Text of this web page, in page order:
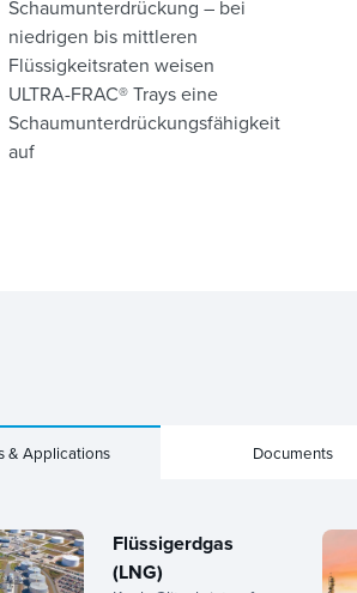
Schaumunterdrückung – bei
niedrigen bis mittleren
Flüssigkeitsraten weisen
ULTRA-FRAC® Trays eine
Schaumunterdrückungsfähigkeit
auf
& Applications Documents
Flüssigerdgas
(LNG)